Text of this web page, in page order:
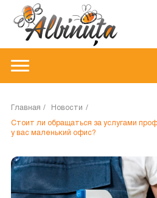
Главная
Новости
Стоит ли обращаться за услугами
у вас маленький офис?